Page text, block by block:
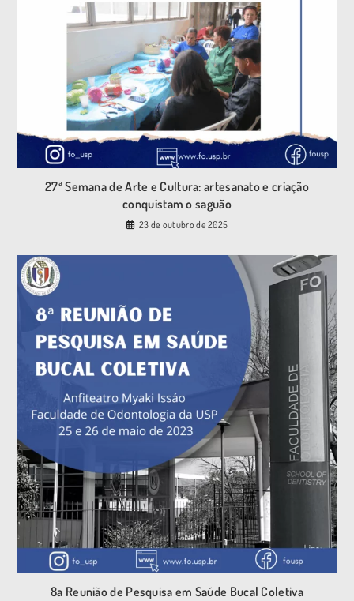
27ª Semana de Arte e Cultura: artesanato e criação
conquistam o saguão
23 de outubro de 2025
8a Reunião de Pesquisa em Saúde Bucal Coletiva